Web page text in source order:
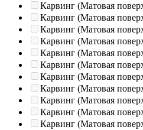
Карвинг (Матовая
Карвинг (Матовая
Карвинг (Матовая
Карвинг (Матовая
Карвинг (Матовая
Карвинг (Матовая
Карвинг (Матовая
Карвинг (Матовая
Карвинг (Матовая
Карвинг (Матовая
Карвинг (Матовая